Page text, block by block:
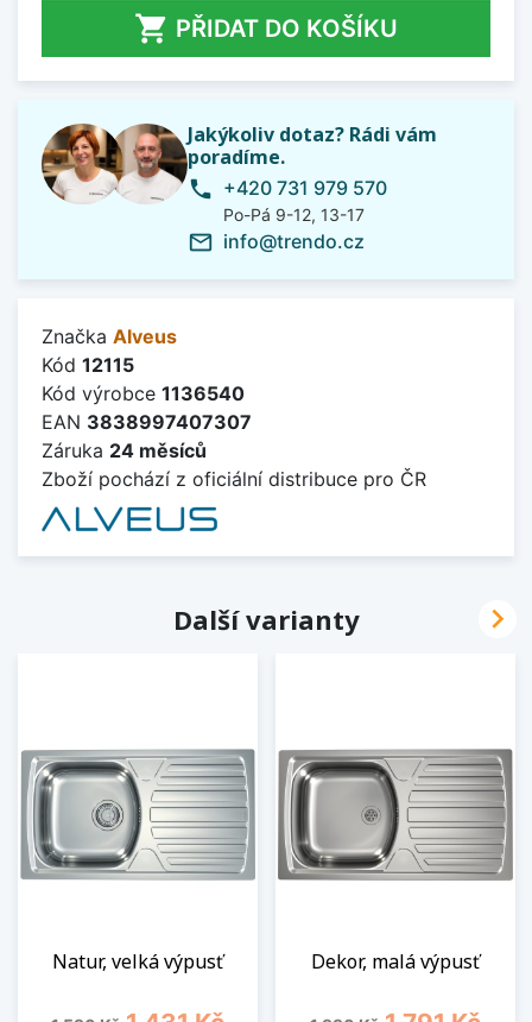
 PŘIDAT DO KOŠÍKU
Jakýkoliv dotaz? Rádi vám
poradíme.
phone +420 731 979 570
Po-Pá 9-12, 13-17
mail_outline info@trendo.cz
Značka Alveus
Kód 12115
Kód výrobce 1136540
EAN 3838997407307
Záruka 24 měsíců
Zboží pochází z oficiální distribuce pro ČR
Další varianty
Natur, velká výpusť Dekor, malá výpusť
